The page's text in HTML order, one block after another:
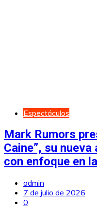
Espectáculos
Mark Rumors
Caine”, su
con enfoque en
admin
7 de julio de 2026
0